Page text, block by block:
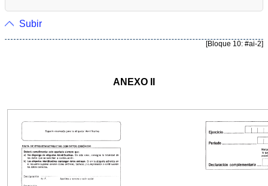
Subir
[Bloque 10: #ai-2]
ANEXO II